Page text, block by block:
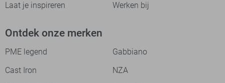
Laat je inspireren Werken bij
Ontdek onze merken
PME legend
Gabbiano
Cast Iron
NZA